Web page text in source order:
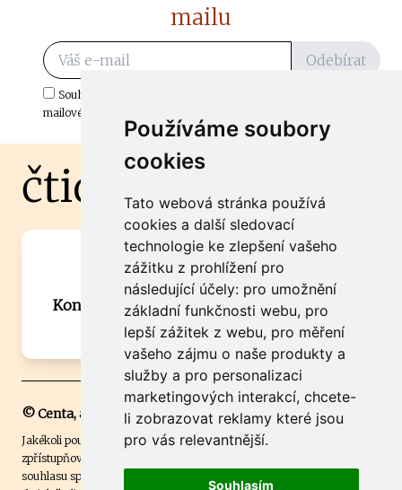
Používáme soubory
cookies
Tato webová stránka používá
cookies a další sledovací
technologie ke zlepšení vašeho
zážitku z prohlížení pro
následující účely: pro umožnění
základní funkčnosti webu, pro
lepší zážitek z webu, pro měření
vašeho zájmu o naše produkty a
služby a pro personalizaci
marketingových interakcí, chcete-
li zobrazovat reklamy které jsou
pro vás relevantnější.
Souhlasím
mailu
Odebírat
Souhlasím s odběrem důležitých zpráv ze ČtiDoma.cz do mé e-
mailové schránky.
čtidoma.cz
Máte zajímavou informaci? Chcete
spolupracovat?
Kontaktujte šéfredaktora Martina Chalupu:
chalupa@ctidoma.cz
© Centa, a.s.
Jakékoli použití obsahu včetně převzetí, šíření či dalšího užití a
zpřístupňování textových či obrazových materiálů bez písemného
souhlasu společnosti Centa,a.s. je zakázáno. Čtenář svým přihlášením